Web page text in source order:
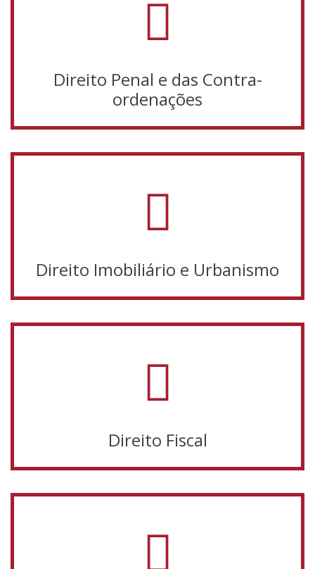
Direito Penal e das Contra-
ordenações
Direito Imobiliário e Urbanismo
Direito Fiscal